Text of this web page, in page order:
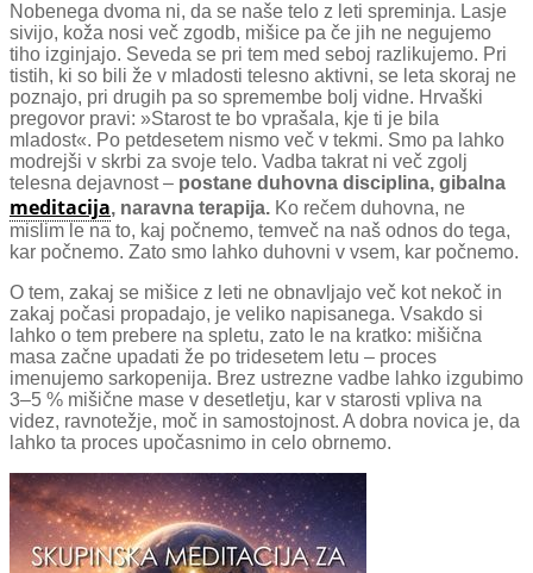
Nobenega dvoma ni, da se naše telo z leti spreminja. Lasje
sivijo, koža nosi več zgodb, mišice pa če jih ne negujemo
tiho izginjajo. Seveda se pri tem med seboj razlikujemo. Pri
tistih, ki so bili že v mladosti telesno aktivni, se leta skoraj ne
poznajo, pri drugih pa so spremembe bolj vidne. Hrvaški
pregovor pravi: »Starost te bo vprašala, kje ti je bila
mladost«. Po petdesetem nismo več v tekmi. Smo pa lahko
modrejši v skrbi za svoje telo. Vadba takrat ni več zgolj
telesna dejavnost – postane duhovna disciplina, gibalna
meditacija, naravna terapija. Ko rečem duhovna, ne
mislim le na to, kaj počnemo, temveč na naš odnos do tega,
kar počnemo. Zato smo lahko duhovni v vsem, kar počnemo.
O tem, zakaj se mišice z leti ne obnavljajo več kot nekoč in
zakaj počasi propadajo, je veliko napisanega. Vsakdo si
lahko o tem prebere na spletu, zato le na kratko: mišična
masa začne upadati že po tridesetem letu – proces
imenujemo sarkopenija. Brez ustrezne vadbe lahko izgubimo
3–5 % mišične mase v desetletju, kar v starosti vpliva na
videz, ravnotežje, moč in samostojnost. A dobra novica je, da
lahko ta proces upočasnimo in celo obrnemo.